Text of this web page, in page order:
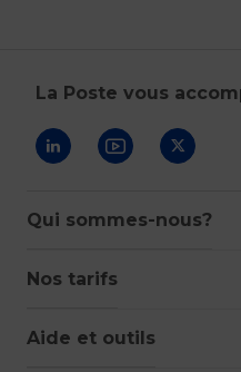
La Poste vous
Suivez-nous sur
Suivez-
Qui sommes-nous?
Nos tarifs
Aide et outils